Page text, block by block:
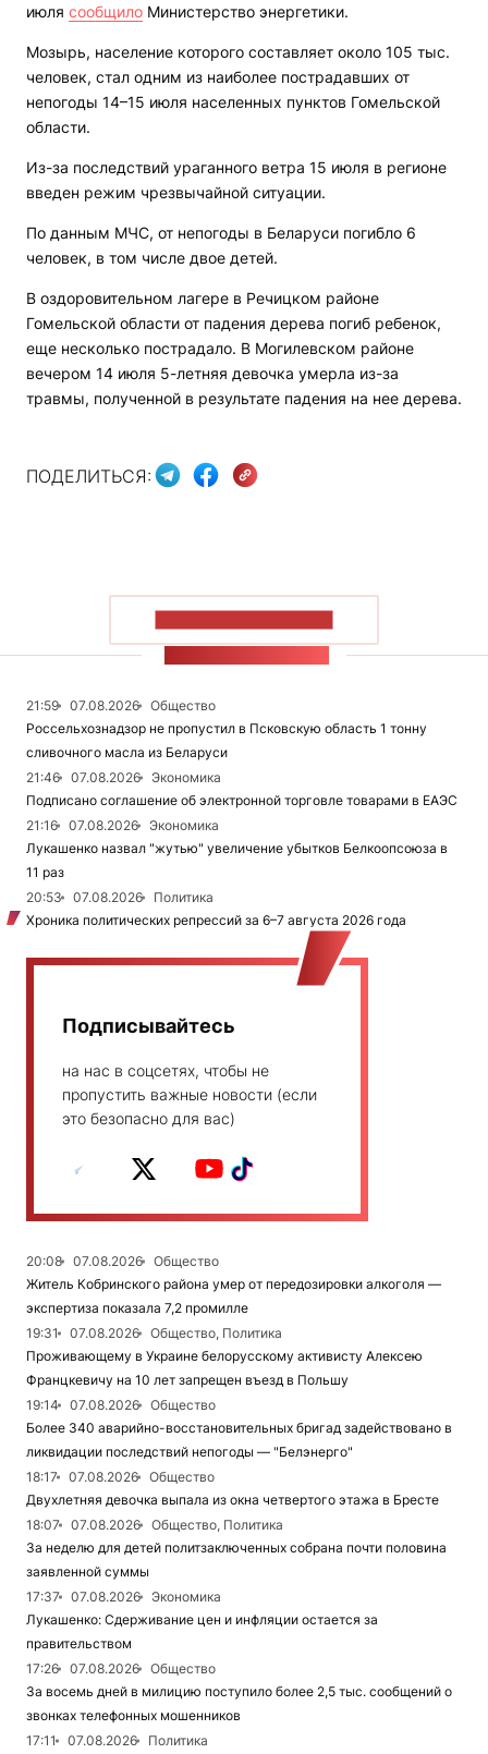
июля сообщило Министерство энергетики.
Мозырь, население которого составляет около 105 тыс.
человек, стал одним из наиболее пострадавших от
непогоды 14–15 июля населенных пунктов Гомельской
области.
Из-за последствий ураганного ветра 15 июля в регионе
введен режим чрезвычайной ситуации.
По данным МЧС, от непогоды в Беларуси погибло 6
человек, в том числе двое детей.
В оздоровительном лагере в Речицком районе
Гомельской области от падения дерева погиб ребенок,
еще несколько пострадало. В Могилевском районе
вечером 14 июля 5-летняя девочка умерла из-за
травмы, полученной в результате падения на нее дерева.
ПОДЕЛИТЬСЯ:
21:59 07.08.2026
Общество
Россельхознадзор не пропустил в Псковскую область 1 тонну
сливочного масла из Беларуси
21:46
07.08.2026
Экономика
Подписано соглашение об электронной торговле товарами в ЕАЭС
21:16
07.08.2026
Экономика
Лукашенко назвал "жутью" увеличение убытков Белкоопсоюза в
11 раз
20:53
07.08.2026
Политика
Хроника политических репрессий за 6–7 августа 2026 года
Подписывайтесь
на нас в соцсетях, чтобы не
пропустить важные новости (если
это безопасно для вас)
20:08 07.08.2026
Общество
Житель Кобринского района умер от передозировки алкоголя —
экспертиза показала 7,2 промилле
19:31
07.08.2026
Общество, Политика
Проживающему в Украине белорусскому активисту Алексею
Францкевичу на 10 лет запрещен въезд в Польшу
19:14
07.08.2026
Общество
Более 340 аварийно-восстановительных бригад задействовано в
ликвидации последствий непогоды — "Белэнерго"
18:17
07.08.2026
Общество
Двухлетняя девочка выпала из окна четвертого этажа в Бресте
18:07
07.08.2026
Общество, Политика
За неделю для детей политзаключенных собрана почти половина
заявленной суммы
17:37
07.08.2026
Экономика
Лукашенко: Сдерживание цен и инфляции остается за
правительством
17:26
07.08.2026
Общество
За восемь дней в милицию поступило более 2,5 тыс. сообщений о
звонках телефонных мошенников
17:11
07.08.2026
Политика